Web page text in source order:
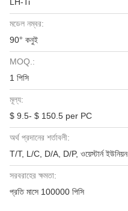
মডেল নম্বর:
90° কনুই
MOQ.:
1 পিসি
মূল্য:
$ 9.5- $ 150.5 per PC
অর্থ প্রদানের শর্তাবলী:
T/T, L/C, D/A, D/P, ওয়েস্টার্ন ইউনিয়ন
সরবরাহের ক্ষমতা:
প্রতি মাসে 100000 পিসি